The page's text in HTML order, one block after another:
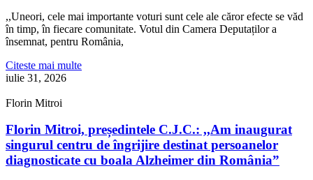
,,Uneori, cele mai importante voturi sunt cele ale căror efecte se văd
în timp, în fiecare comunitate. Votul din Camera Deputaților a
însemnat, pentru România,
Citeste mai multe
iulie 31, 2026
Florin Mitroi
Florin Mitroi, președintele C.J.C.: ,,Am inaugurat
singurul centru de îngrijire destinat persoanelor
diagnosticate cu boala Alzheimer din România”